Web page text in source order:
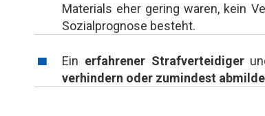
Materials eher gering waren, kein
Sozialprognose besteht.
Ein erfahrener Strafverteidiger
verhindern oder zumindest